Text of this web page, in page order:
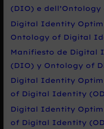
(DIO) e
Digital Identity
Ontology of Digital
Manifiesto de Digital
(DIO) y Ontology of
Digital Identity
of Digital Identity (ODI)
Digital Identity
of Digital Identity